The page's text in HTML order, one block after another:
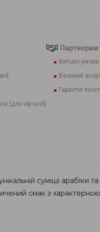
(для юр.осіб)
Партнерам
Вигідні умови
Великий
Гарантія
суміші арабіки
смак з характерною